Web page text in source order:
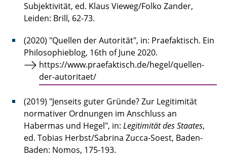
Subjektivität, ed. Klaus Vieweg/Folko Zander,
Leiden: Brill, 62-73.
(2020) "Quellen der Autorität", in: Praefaktisch. Ein
Philosophieblog, 16th of June 2020.
https://www.praefaktisch.de/hegel/quellen-
der-autoritaet/
(2019) "Jenseits guter Gründe? Zur Legitimität
normativer Ordnungen im Anschluss an
Habermas und Hegel", in: Legitimität des Staates,
ed. Tobias Herbst/Sabrina Zucca-Soest, Baden-
Baden: Nomos, 175-193.